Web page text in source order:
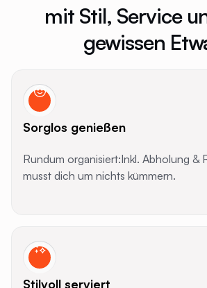
mit Stil, Service
gewissen
Sorglos genießen
Rundum organisiert:Inkl. Abholung &
musst dich um nichts kümmern.
Stilvoll serviert